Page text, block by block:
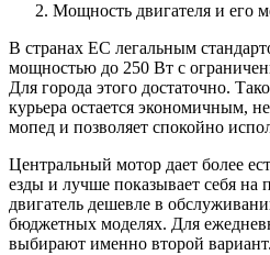
Мощность двигателя и его
В странах ЕС легальным
мощностью до 250 Вт с
Для города этого достаточно.
курьера остается экономичным,
мопед и позволяет спокойно
Центральный мотор дает более
езды и лучше показывает себя на
двигатель дешевле в
бюджетных моделях. Для
выбирают именно второй вариант.